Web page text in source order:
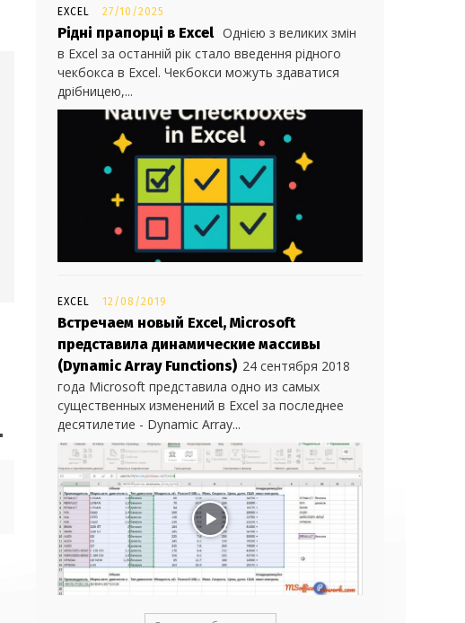
EXCEL 27/10/2025
Рідні прапорці в Excel Однією з великих змін
в Excel за останній рік стало введення рідного
чекбокса в Excel. Чекбокси можуть здаватися
дрібницею,...
EXCEL 12/08/2019
Встречаем новый Excel, Microsoft
представила динамические массивы
(Dynamic Array Functions) 24 сентября 2018
года Microsoft представила одно из самых
существенных изменений в Excel за последнее
десятилетие - Dynamic Array...